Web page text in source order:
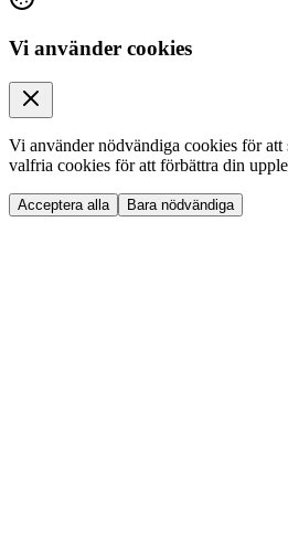
Vi använder cookies
Vi använder nödvändiga cookies för att
valfria cookies för att förbättra din
Acceptera alla Bara nödvändiga